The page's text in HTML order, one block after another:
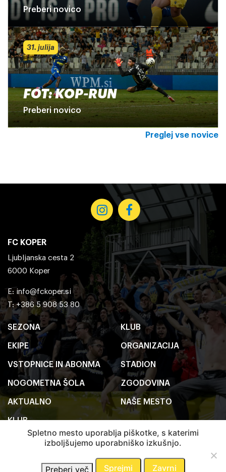
Preberi novico
31. julija
FOT: KOP-RUN
Preberi novico
Preglej vse novice
SEZONA
EKIPE
VSTOPNICE IN ABONMA
NOGOMETNA ŠOLA
AKTUALNO
KLUB
KLUB
ORGANIZACIJA
STADION
ZGODOVINA
NAŠE MESTO
FC KOPER
Ljubljanska cesta 2
6000 Koper
E: info@fckoper.si
T: +386 5 908 53 80
2020 FC Koper
Pravno obvestilo
Spletno mesto uporablja piškotke, s katerimi
izboljšujemo uporabniško izkušnjo.
Sprejmi Zavrni
Preberi več